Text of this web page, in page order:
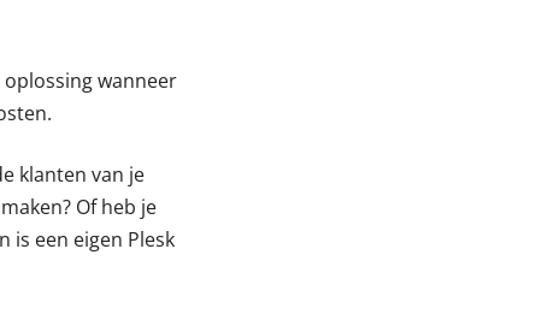
wanneer
klanten van je
Of heb je
is een eigen Plesk